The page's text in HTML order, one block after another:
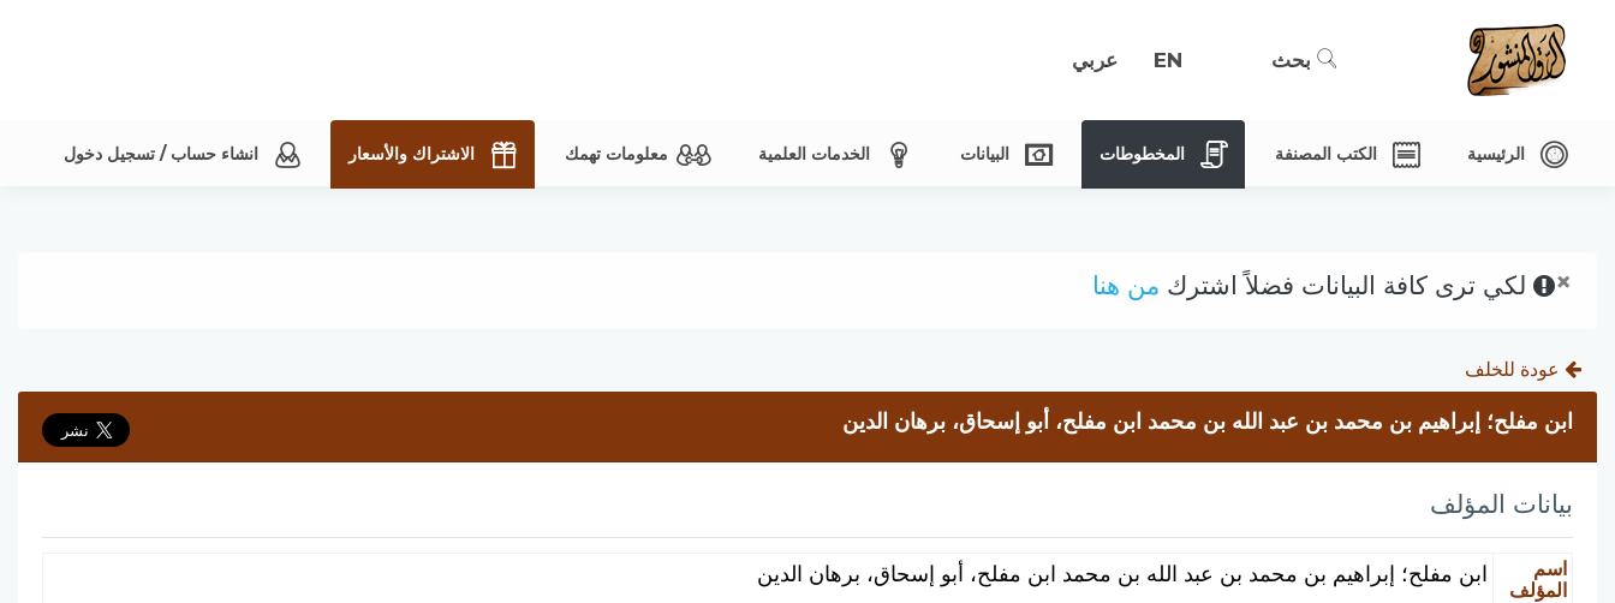
بحث EN عربي
الرئيسية الكتب المصنفة المخطوطات البيانات الخدمات العلمية معلومات تهمك الاشتراك والأسعار انشاء حساب / تسجيل دخول
× لكي ترى كافة البيانات فضلاً اشترك من هنا
عودة للخلف
ابن مفلح؛ إبراهيم بن محمد بن عبد الله بن محمد ابن مفلح، أبو إسحاق، برهان الدين
بيانات المؤلف
اسم
المؤلف
ابن مفلح؛ إبراهيم بن محمد بن عبد الله بن محمد ابن مفلح، أبو إسحاق، برهان الدين